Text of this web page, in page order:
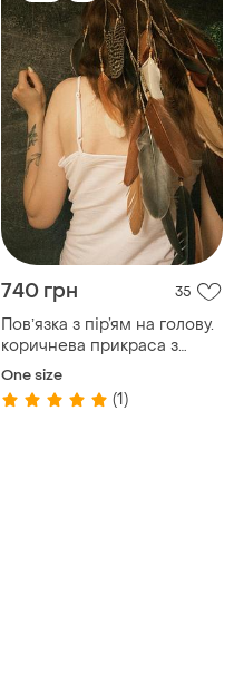
740 грн 35
Повʼязка з пір’ям на голову.
коричнева прикраса з
пір’ям бохо хіпі вирій
простонеба
One size
(1)